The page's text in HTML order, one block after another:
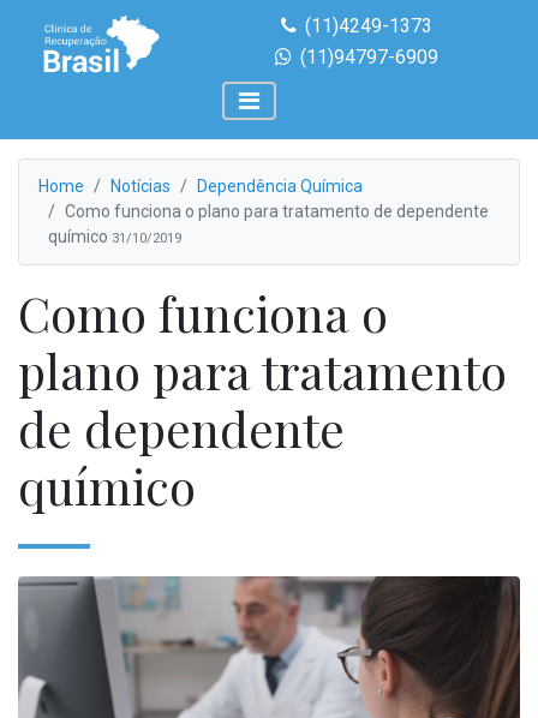
(11)4249-1373
(11)94797-6909
Home Notícias
Dependência Química
Como funciona o plano para tratamento de dependente
químico 31/10/2019
Como funciona o
plano para tratamento
de dependente
químico